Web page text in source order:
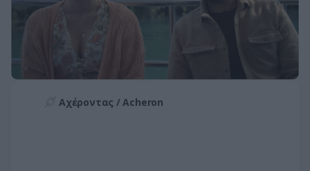
Αχέροντας / Acheron